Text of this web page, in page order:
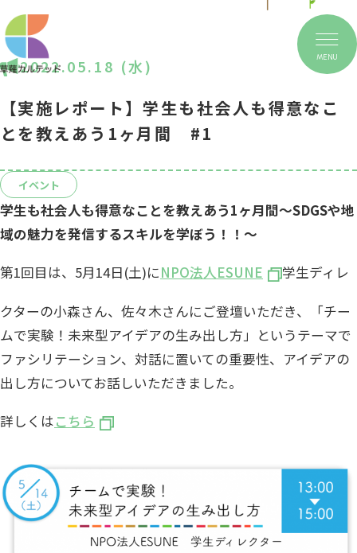
MENU
2022.05.18 (水)
【実施レポート】学生も社会人も得意なこ
とを教えあう1ヶ月間 #1
イベント
学生も社会人も得意なことを教えあう1ヶ月間～SDGSや地
域の魅力を発信するスキルを学ぼう！！～
第1回目は、5月14日(土)にNPO法人ESUNE 学生ディレ
クターの小森さん、佐々木さんにご登壇いただき、「チー
ムで実験！未来型アイデアの生み出し方」というテーマで
ファシリテーション、対話に置いての重要性、アイデアの
出し方についてお話しいただきました。
詳しくはこちら